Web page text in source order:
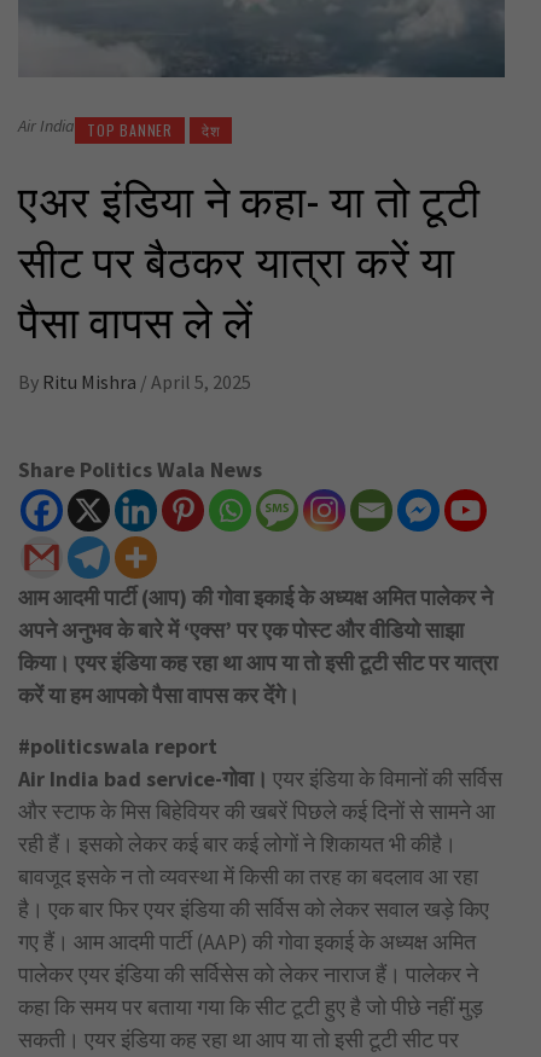
Air India TOP BANNER देश
एअर इंडिया ने कहा- या तो टूटी
सीट पर बैठकर यात्रा करें या
पैसा वापस ले लें
By Ritu Mishra / April 5, 2025
Share Politics Wala News
आम आदमी पार्टी (आप) की गोवा इकाई के अध्यक्ष अमित पालेकर ने
अपने अनुभव के बारे में ‘एक्स’ पर एक पोस्ट और वीडियो साझा
किया। एयर इंडिया कह रहा था आप या तो इसी टूटी सीट पर यात्रा
करें या हम आपको पैसा वापस कर देंगे।
#politicswala report
Air India bad service-गोवा। एयर इंडिया के विमानों की सर्विस
और स्टाफ के मिस बिहेवियर की खबरें पिछले कई दिनों से सामने आ
रही हैं। इसको लेकर कई बार कई लोगों ने शिकायत भी कीहै।
बावजूद इसके न तो व्यवस्था में किसी का तरह का बदलाव आ रहा
है। एक बार फिर एयर इंडिया की सर्विस को लेकर सवाल खड़े किए
गए हैं। आम आदमी पार्टी (AAP) की गोवा इकाई के अध्यक्ष अमित
पालेकर एयर इंडिया की सर्विसेस को लेकर नाराज हैं। पालेकर ने
कहा कि समय पर बताया गया कि सीट टूटी हुए है जो पीछे नहीं मुड़
सकती। एयर इंडिया कह रहा था आप या तो इसी टूटी सीट पर